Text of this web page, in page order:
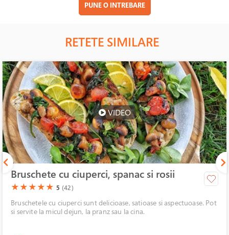
PUNE O INTREBARE
RETETE SIMILARE
VIDEO
Bruschete cu ciuperci, spanac si rosii
(*)
★(*)
★(*)
★(*)
★(*)
★ 5 (42)
Bruschetele cu ciuperci sunt delicioase, satioase si aspectuoase. Pot
si servite la micul dejun, la pranz sau la cina.